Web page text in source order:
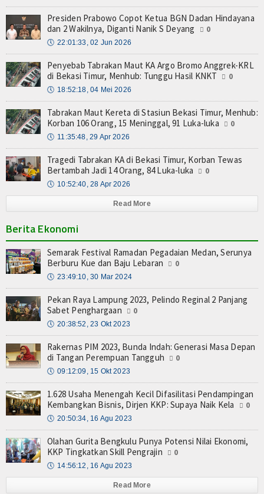
Presiden Prabowo Copot Ketua BGN Dadan Hindayana
dan 2 Wakilnya, Diganti Nanik S Deyang
0
🕔 22:01:33, 02 Jun 2026
Penyebab Tabrakan Maut KA Argo Bromo Anggrek-KRL
di Bekasi Timur, Menhub: Tunggu Hasil KNKT
0
🕔 18:52:18, 04 Mei 2026
Tabrakan Maut Kereta di Stasiun Bekasi Timur, Menhub:
Korban 106 Orang, 15 Meninggal, 91 Luka-luka
0
🕔 11:35:48, 29 Apr 2026
Tragedi Tabrakan KA di Bekasi Timur, Korban Tewas
Bertambah Jadi 14 Orang, 84 Luka-luka
0
🕔 10:52:40, 28 Apr 2026
Read More
Berita Ekonomi
Semarak Festival Ramadan Pegadaian Medan, Serunya
Berburu Kue dan Baju Lebaran
0
🕔 23:49:10, 30 Mar 2024
Pekan Raya Lampung 2023, Pelindo Reginal 2 Panjang
Sabet Penghargaan
0
🕔 20:38:52, 23 Okt 2023
Rakernas PIM 2023, Bunda Indah: Generasi Masa Depan
di Tangan Perempuan Tangguh
0
🕔 09:12:09, 15 Okt 2023
1.628 Usaha Menengah Kecil Difasilitasi Pendampingan
Kembangkan Bisnis, Dirjen KKP: Supaya Naik Kela
0
🕔 20:50:34, 16 Agu 2023
Olahan Gurita Bengkulu Punya Potensi Nilai Ekonomi,
KKP Tingkatkan Skill Pengrajin
0
🕔 14:56:12, 16 Agu 2023
Read More